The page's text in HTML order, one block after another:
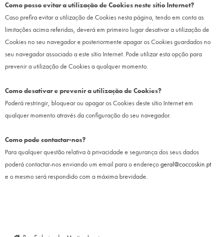
Como posso evitar a utilização de Cookies neste sítio Internet?
Caso prefira evitar a utilização de Cookies nesta página, tendo em conta as
limitações acima referidas, deverá em primeiro lugar desativar a utilização de
Cookies no seu navegador e posteriormente apagar os Cookies guardados no
seu navegador associado a este sítio Internet. Pode utilizar esta opção para
prevenir a utilização de Cookies a qualquer momento.
Como desativar e prevenir a utilização de Cookies?
Poderá restringir, bloquear ou apagar os Cookies deste sítio Internet em
qualquer momento através da configuração do seu navegador.
Como pode contactar-nos?
Para qualquer questão relativa à privacidade e segurança dos seus dados
poderá contactar-nos enviando um email para o endereçogeral@coccoskin.pt
e o mesmo será respondido com a máxima brevidade.